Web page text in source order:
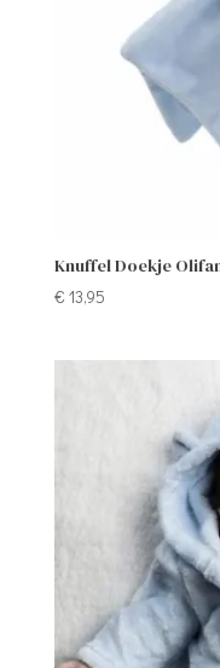
Knuffel Doekje
€ 13,95